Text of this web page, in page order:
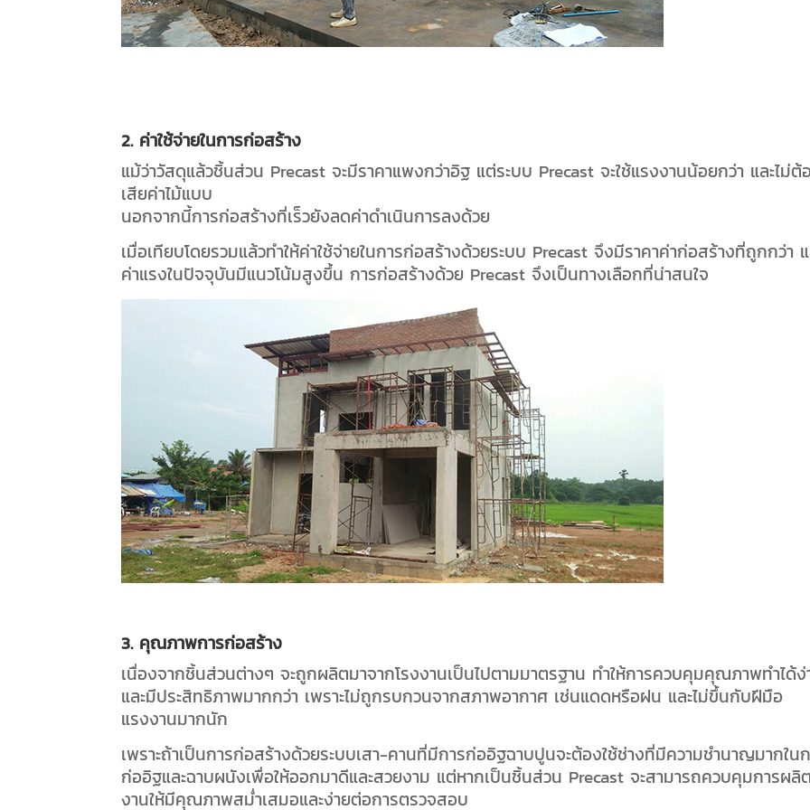
2. ค่าใช้จ่ายในการก่อสร้าง
แม้ว่าวัสดุแล้วชิ้นส่วน Precast จะมีราคาแพงกว่าอิฐ แต่ระบบ Precast จะใช้แรงงานน้อยกว่า และไม่ต้
เสียค่าไม้แบบ
นอกจากนี้การก่อสร้างที่เร็วยังลดค่าดำเนินการลงด้วย
เมื่อเทียบโดยรวมแล้วทำให้ค่าใช้จ่ายในการก่อสร้างด้วยระบบ Precast จึงมีราคาค่าก่อสร้างที่ถูกกว่า
ค่าแรงในปัจจุบันมีแนวโน้มสูงขึ้น การก่อสร้างด้วย Precast จึงเป็นทางเลือกที่น่าสนใจ
3. คุณภาพการก่อสร้าง
เนื่องจากชิ้นส่วนต่างๆ จะถูกผลิตมาจากโรงงานเป็นไปตามมาตรฐาน ทำให้การควบคุมคุณภาพทำได้ง่
และมีประสิทธิภาพมากกว่า เพราะไม่ถูกรบกวนจากสภาพอากาศ เช่นแดดหรือฝน และไม่ขึ้นกับฝีมือ
แรงงานมากนัก
เพราะถ้าเป็นการก่อสร้างด้วยระบบเสา-คานที่มีการก่ออิฐฉาบปูนจะต้องใช้ช่างที่มีความชำนาญมากใน
ก่ออิฐและฉาบผนังเพื่อให้ออกมาดีและสวยงาม แต่หากเป็นชิ้นส่วน Precast จะสามารถควบคุมการผลิ
งานให้มีคุณภาพสม่ำเสมอและง่ายต่อการตรวจสอบ